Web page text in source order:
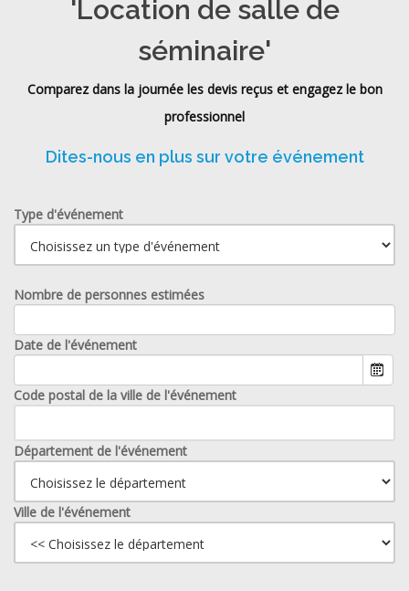
'Location de salle de
séminaire'
Comparez dans la journée les devis reçus et engagez le bon
professionnel
Dites-nous en plus sur votre événement
Type d'événement
Nombre de personnes estimées
Date de l'événement
Code postal de la ville de l'événement
Département de l'événement
Ville de l'événement